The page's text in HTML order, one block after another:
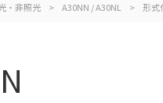
・非照光 > A30NN / A30NL > 形式